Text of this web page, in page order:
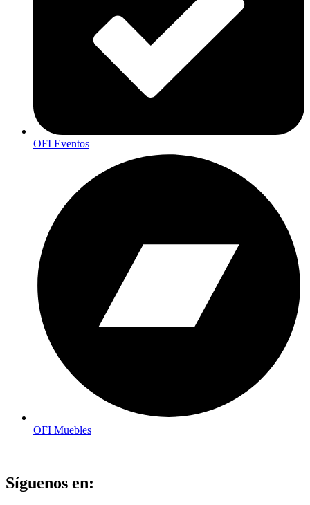
OFI Eventos
OFI Muebles
Síguenos en: